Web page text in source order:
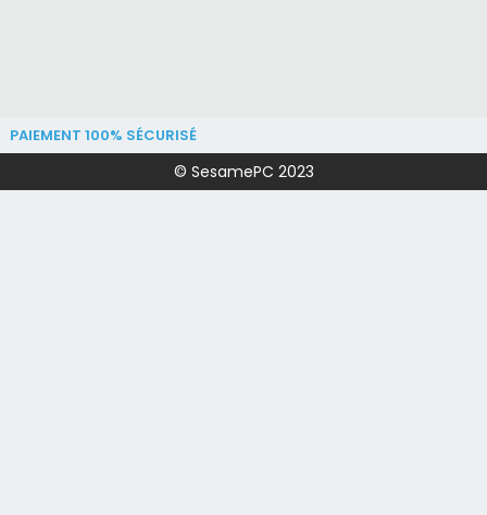
PAIEMENT 100% SÉCURISÉ
© SesamePC 2023